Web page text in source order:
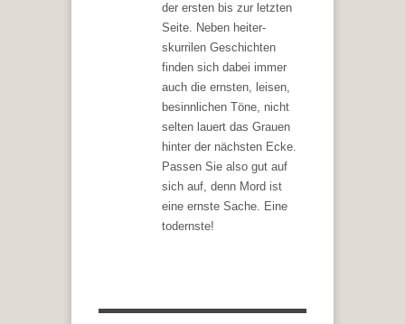
der ersten bis zur letzten
Seite. Neben heiter-
skurrilen Geschichten
finden sich dabei immer
auch die ernsten, leisen,
besinnlichen Töne, nicht
selten lauert das Grauen
hinter der nächsten Ecke.
Passen Sie also gut auf
sich auf, denn Mord ist
eine ernste Sache. Eine
todernste!